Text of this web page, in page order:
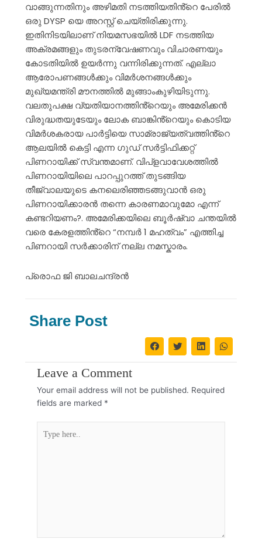
വാങ്ങുന്നതിനും അഴിമതി നടത്തിയതിൻ്റെ പേരിൽ
ഒരു DYSP യെ അറസ്റ്റ് ചെയ്തിരിക്കുന്നു.
ഇതിനിടയിലാണ് നിയമസഭയിൽ LDF നടത്തിയ
അക്രമങ്ങളും തുടരന്വേഷണവും വിചാരണയും
കോടതിയിൽ ഉയർന്നു വന്നിരിക്കുന്നത്. എല്ലാ
ആരോപണങ്ങൾക്കും വിമർശനങ്ങൾക്കും
മുഖ്യമന്ത്രി മൗനത്തിൽ മുങ്ങാംകുഴിയിടുന്നു.
വലതുപക്ഷ വ്യതിയാനത്തിൻ്റെയും അമേരിക്കൻ
വിരുദ്ധതയുടേയും ലോക ബാങ്കിൻ്റെയും കൊടിയ
വിമർശകരായ പാർട്ടിയെ സാമ്രാജ്യത്വത്തിൻ്റെ
ആലയിൽ കെട്ടി എന്ന ഗുഡ് സർട്ടിഫിക്കറ്റ്
പിണറായിക്ക് സ്വന്തമാണ്. വിപ്ളവാവേശത്തിൽ
പിണറായിയിലെ പാറപ്പുറത്ത് തുടങ്ങിയ
തീജ്വാലയുടെ കനലെരിഞ്ഞടങ്ങുവാൻ ഒരു
പിണറായിക്കാരൻ തന്നെ കാരണമാവുമോ എന്ന്
കണ്ടറിയണം?. അമേരിക്കയിലെ ബൂർഷ്വാ ചന്തയിൽ
വരെ കേരളത്തിൻ്റെ “നമ്പർ 1 മഹത്വം” എത്തിച്ച
പിണറായി സർക്കാരിന് നല്ല നമസ്കാരം.
പ്രൊഫ ജി ബാലചന്ദ്രൻ
Share Post
Leave a Comment
Your email address will not be published. Required
fields are marked *
here..